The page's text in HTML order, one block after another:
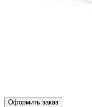
Оформить заказ